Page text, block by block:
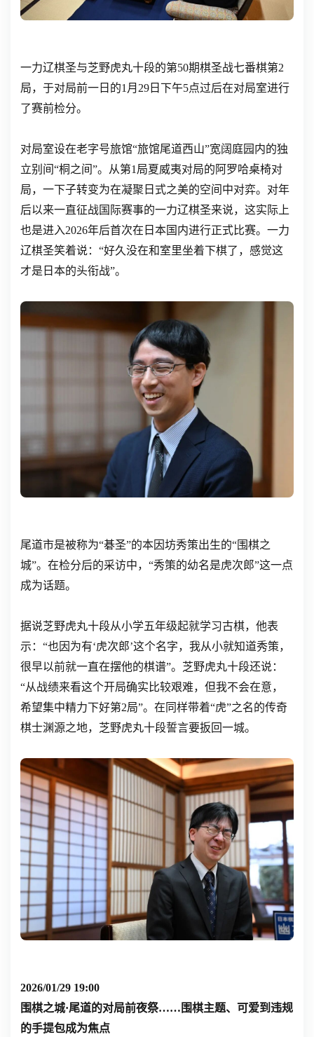
一力辽棋圣与芝野虎丸十段的第50期棋圣战七番棋第2
局，于对局前一日的1月29日下午5点过后在对局室进行
了赛前检分。
对局室设在老字号旅馆“旅馆尾道西山”宽阔庭园内的独
立别间“桐之间”。从第1局夏威夷对局的阿罗哈桌椅对
局，一下子转变为在凝聚日式之美的空间中对弈。对年
后以来一直征战国际赛事的一力辽棋圣来说，这实际上
也是进入2026年后首次在日本国内进行正式比赛。一力
辽棋圣笑着说：“好久没在和室里坐着下棋了，感觉这
才是日本的头衔战”。
尾道市是被称为“碁圣”的本因坊秀策出生的“围棋之
城”。在检分后的采访中，“秀策的幼名是虎次郎”这一点
成为话题。
据说芝野虎丸十段从小学五年级起就学习古棋，他表
示：“也因为有‘虎次郎’这个名字，我从小就知道秀策，
很早以前就一直在摆他的棋谱”。芝野虎丸十段还说：
“从战绩来看这个开局确实比较艰难，但我不会在意，
希望集中精力下好第2局”。在同样带着“虎”之名的传奇
棋士渊源之地，芝野虎丸十段誓言要扳回一城。
2026/01/29 19:00
围棋之城·尾道的对局前夜祭……围棋主题、可爱到违规
的手提包成为焦点